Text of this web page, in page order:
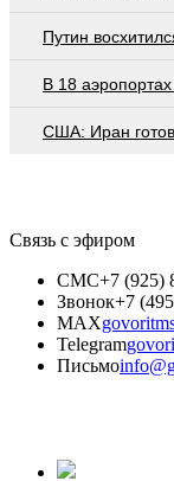
Путин
В 18
США: Иран
Связь с эфиром
СМС+7 (925)
Звонок+7
MAX
Telegram
Письмо